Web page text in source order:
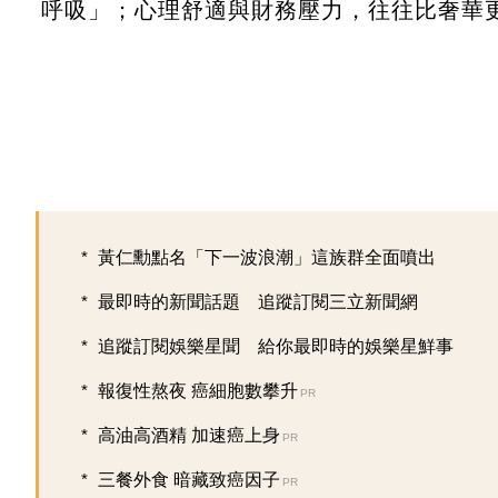
呼吸」；心理舒適與財務壓力，往往比奢華
黃仁勳點名「下一波浪潮」這族群全面噴出
最即時的新聞話題 追蹤訂閱三立新聞網
追蹤訂閱娛樂星聞 給你最即時的娛樂星鮮事
報復性熬夜 癌細胞數攀升 PR
高油高酒精 加速癌上身 PR
三餐外食 暗藏致癌因子 PR